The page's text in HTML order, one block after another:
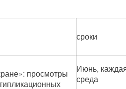
сроки
просмотры
Июнь,
среда